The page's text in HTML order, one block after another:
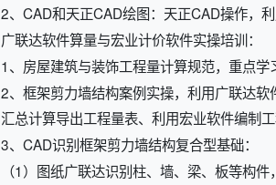
2、CAD和天正CAD绘图：天正CAD操作，
广联达软件算量与宏业计价软件实操培训：
1、房屋建筑与装饰工程量计算规范，重点学
2、框架剪力墙结构案例实操，利用广联达软
汇总计算导出工程量表、利用宏业软件编制
3、CAD识别框架剪力墙结构复合型基础：
（1）图纸广联达识别柱、墙、梁、板等构